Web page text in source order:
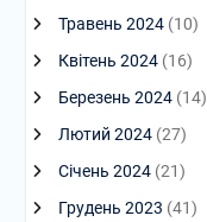
Травень 2024(10)
Квітень 2024(16)
Березень 2024(14)
Лютий 2024(27)
Січень 2024(21)
Грудень 2023 (41)